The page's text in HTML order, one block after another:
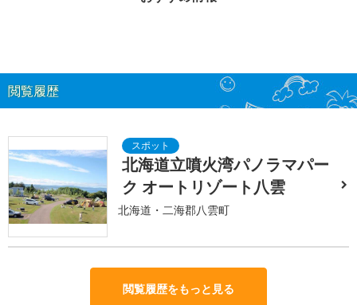
閲覧履歴
北海道立噴火湾パノラマパー
ク オートリゾート八雲
北海道・二海郡八雲町
閲覧履歴をもっと見る